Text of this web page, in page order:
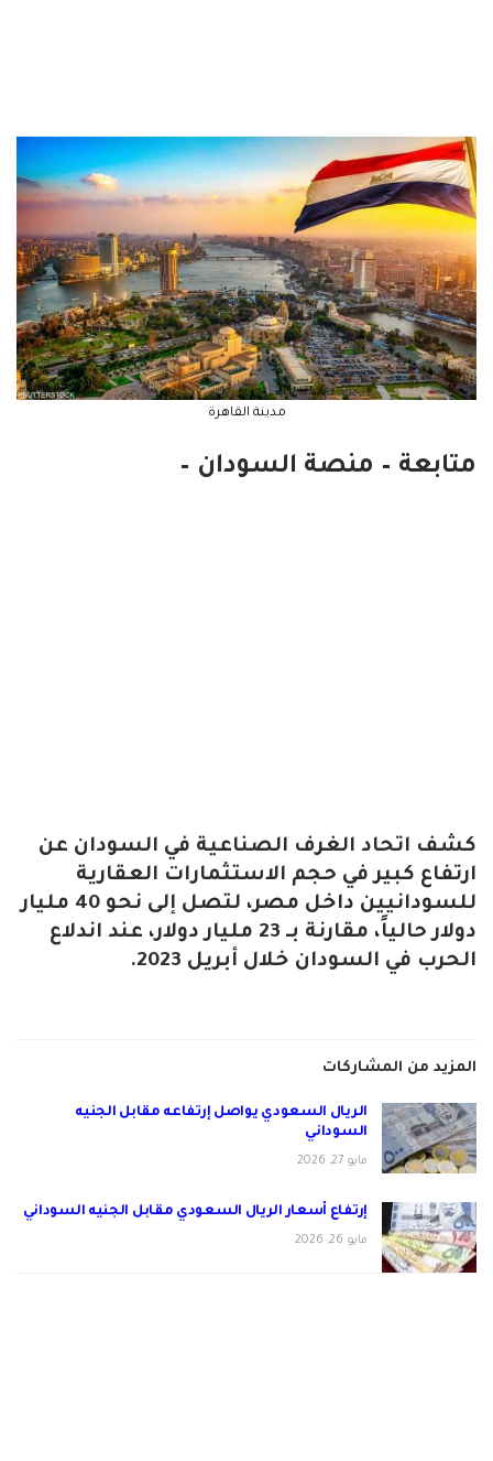
مدينة القاهرة
متابعة – منصة السودان –
‏كشف اتحاد الغرف الصناعية في السودان عن
ارتفاع كبير في حجم الاستثمارات العقارية
للسودانيين داخل مصر، لتصل إلى نحو 40 مليار
دولار حالياً، مقارنة بـ 23 مليار دولار، عند اندلاع
الحرب في السودان خلال أبريل 2023.
المزيد من المشاركات
الريال السعودي يواصل إرتفاعه مقابل الجنيه
السوداني
مايو 27, 2026
إرتفاع أسعار الريال السعودي مقابل الجنيه السوداني
مايو 26, 2026